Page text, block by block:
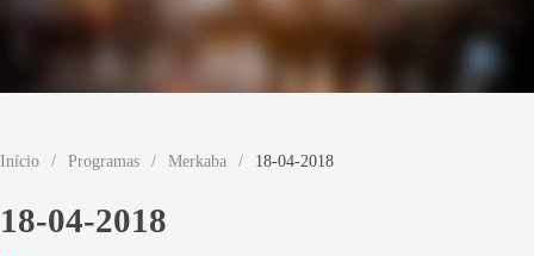
Início / Programas / Merkaba / 18-04-2018
18-04-2018